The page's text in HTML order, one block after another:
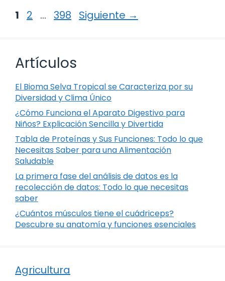
Página
1 Página
2 … Página
398 Siguiente →
Artículos
El Bioma Selva Tropical se Caracteriza por su
Diversidad y Clima Único
¿Cómo Funciona el Aparato Digestivo para
Niños? Explicación Sencilla y Divertida
Tabla de Proteínas y Sus Funciones: Todo lo que
Necesitas Saber para una Alimentación
Saludable
La primera fase del análisis de datos es la
recolección de datos: Todo lo que necesitas
saber
¿Cuántos músculos tiene el cuádriceps?
Descubre su anatomía y funciones esenciales
Agricultura